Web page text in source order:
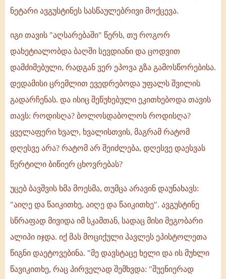
ნეტარი ავგუსტინეს სასწაულებრივი მოქცევა.
იგი თავის "აღსარებაში" წერს, თუ როგორ
დახეტიალობდა ბაღში სევდიანი და ცოდვით
დამძიმებული, რადგან ვერ ეპოვა გზა გამოსწორებისა.
დედამისი ცრემლით ევედრებოდა უფალს შვილის
გადარჩენას. და ისიც შეწუხებული ეკითხებოდა თავის
თავს: როდისღა? ბოლოსდაბოლოს როდისღა?
ყველაფერი ხვალ, ხვალისთვის, მაგრამ რატომ
დღესვე არა? რატომ არ შეიძლება, დღესვე დაესვას
წერტილი ბიწიერ ცხოვრებას?
უცებ ბავშვის ხმა მოესმა, თუმცა არავინ დაუნახავს:
"აიღე და წაიკითხე, აიღე და წაიკითხე". ავგუსტინე
სწრაფად მივიდა იმ სკამთან, სადაც მისი მეგობარი
ალიპი იჯდა. იქ მას მოციქული პავლეს ეპისტოლეთა
წიგნი დაეტოვებინა. "მე დავსტაცე ხელი და ის მუხლი
წავიკითხე, რაც პირველად შემხვდა: "შუენიერად